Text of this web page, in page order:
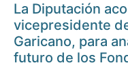
La Diputación
vicepresidente
Garicano, para
futuro de los